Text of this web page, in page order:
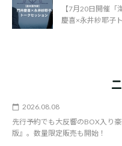
【7月20日開催
慶喜×永井紗耶子
2026.08.08
先行予約でも大反響のBOX入
版』。数量限定販売も開始！